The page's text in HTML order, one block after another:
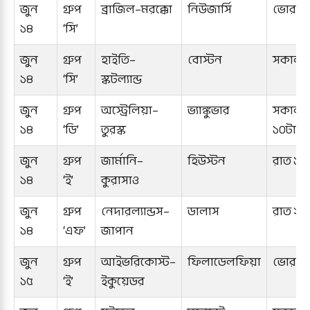
জুন
১৪
গ্রুপ
‘সি’
ব্রাজিল–মরক্কো নিউজার্সি ভোর
জুন
১৪
গ্রুপ
‘সি’
হাইতি–
স্কটল্যান্ড
বোস্টন সকাল
জুন
১৪
গ্রুপ
‘ডি’
অস্ট্রেলিয়া–
তুরস্ক
ভ্যাঙ্কুভার
সকাল
১০টা
জুন
১৪
গ্রুপ
‘ই’
জার্মানি–
কুরাসাও
হিউস্টন রাত
জুন
১৪
গ্রুপ
‘এফ’
নেদারল্যান্ডস–
জাপান
ডালাস রাত ২টা
জুন
১৫
গ্রুপ
‘ই’
আইভরিকোস্ট–
ইকুয়েডর
ফিলাডেলফিয়া ভোর